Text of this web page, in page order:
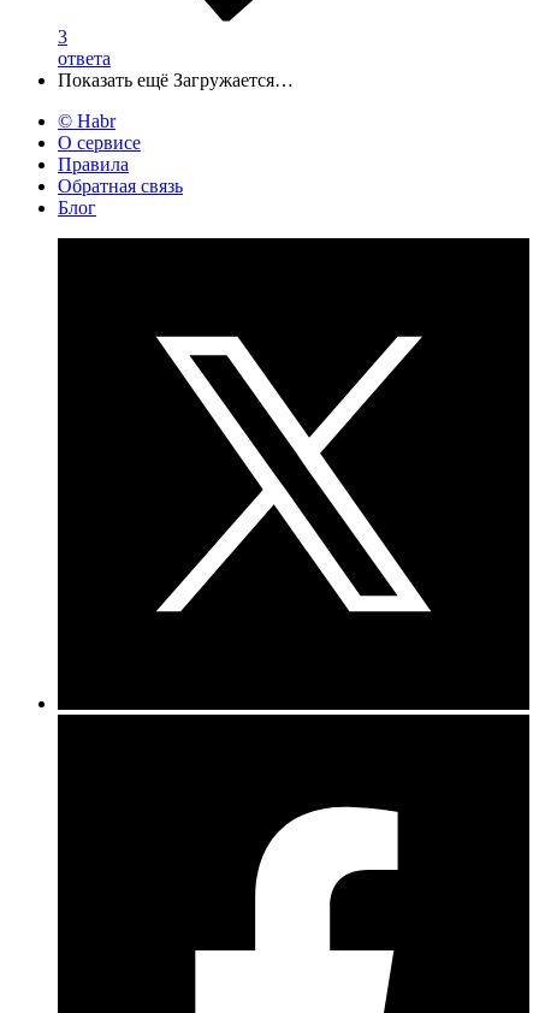
3
ответа
Показать ещё Загружается…
© Habr
О сервисе
Правила
Обратная связь
Блог